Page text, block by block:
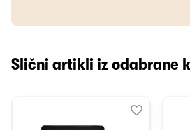
Slični artikli iz odabrane
Dodaj
Uporedi